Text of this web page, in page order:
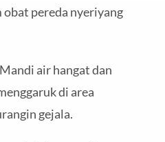
pereda nyeriyang
Mandi air hangat dan
di area
gejala.